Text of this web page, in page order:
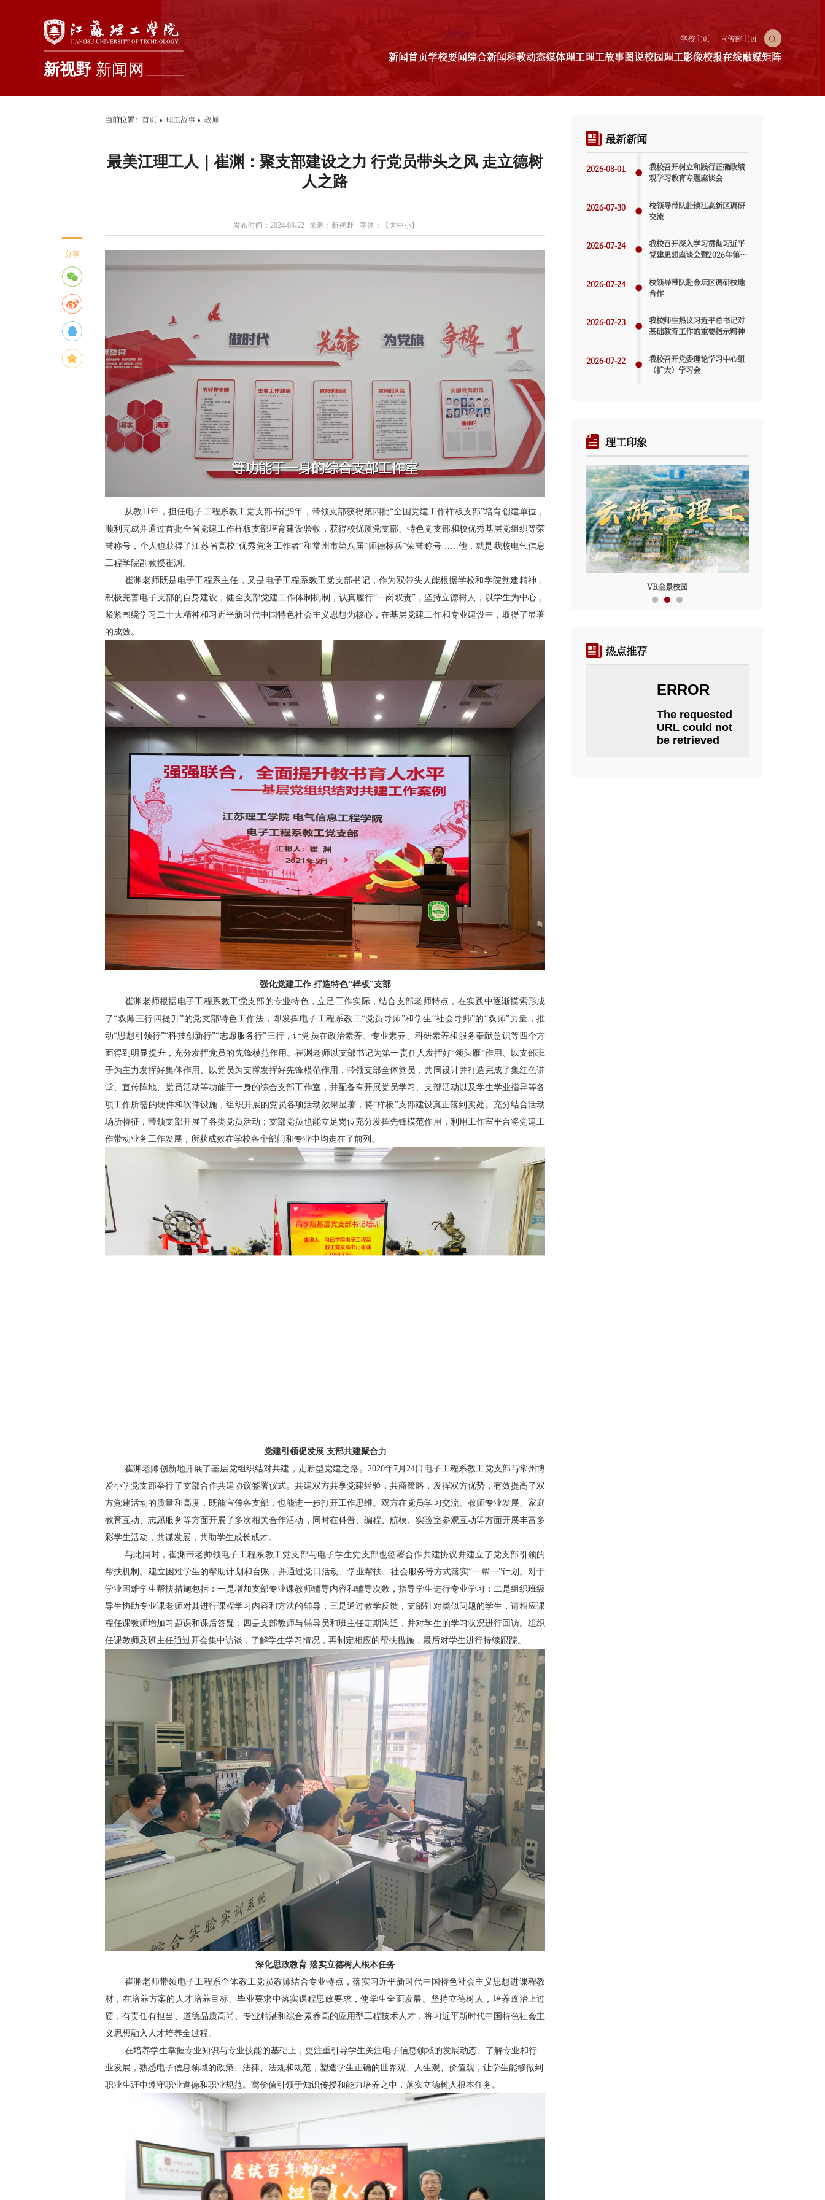
学校主页 宣传部主页
新闻首页学校要闻综合新闻科教动态媒体理工理工故事图说校园理工影像校报在线融媒矩阵
学校要闻 综合新闻
学生
X
当前位置： 首页 理工故事 教师
最美江理工人｜崔渊：聚支部建设之力 行党员带头之风 走立德树
人之路
发布时间：2024-08-22 来源：新视野 字体：【 大中小】
从教11年，担任电子工程系教工党支部书记9年，带领支部获得第四批“全国党建工作样板支部”培育创建单位，
顺利完成并通过首批全省党建工作样板支部培育建设验收，获得校优质党支部、特色党支部和校优秀基层党组织等荣
誉称号，个人也获得了江苏省高校“优秀党务工作者”和常州市第八届“师德标兵”荣誉称号……他，就是我校电气信息
工程学院副教授崔渊。
崔渊老师既是电子工程系主任，又是电子工程系教工党支部书记，作为双带头人能根据学校和学院党建精神，
积极完善电子支部的自身建设，健全支部党建工作体制机制，认真履行“一岗双责”，坚持立德树人，以学生为中心，
紧紧围绕学习二十大精神和习近平新时代中国特色社会主义思想为核心，在基层党建工作和专业建设中，取得了显著
的成效。
强化党建工作 打造特色“样板”支部
崔渊老师根据电子工程系教工党支部的专业特色，立足工作实际，结合支部老师特点，在实践中逐渐摸索形成
了“双师三行四提升”的党支部特色工作法，即发挥电子工程系教工“党员导师”和学生“社会导师”的“双师”力量，推
动“思想引领行”“科技创新行”“志愿服务行”三行，让党员在政治素养、专业素养、科研素养和服务奉献意识等四个方
面得到明显提升，充分发挥党员的先锋模范作用。崔渊老师以支部书记为第一责任人发挥好“领头雁”作用、以支部班
子为主力发挥好集体作用、以党员为支撑发挥好先锋模范作用，带领支部全体党员，共同设计并打造完成了集红色讲
堂、宣传阵地、党员活动等功能于一身的综合支部工作室，并配备有开展党员学习、支部活动以及学生学业指导等各
项工作所需的硬件和软件设施，组织开展的党员各项活动效果显著，将“样板”支部建设真正落到实处。充分结合活动
场所特征，带领支部开展了各类党员活动；支部党员也能立足岗位充分发挥先锋模范作用，利用工作室平台将党建工
作带动业务工作发展，所获成效在学校各个部门和专业中均走在了前列。
党建引领促发展 支部共建聚合力
崔渊老师创新地开展了基层党组织结对共建，走新型党建之路。 2020年7月 24日电子工程系教工党支部与常州博
爱小学党支部举行了支部合作共建协议签署仪式。共建双方共享党建经验，共商策略，发挥双方优势，有效提高了双
方党建活动的质量和高度，既能宣传各支部，也能进一步打开工作思维。双方在党员学习交流、教师专业发展、家庭
教育互动、志愿服务等方面开展了多次相关合作活动，同时在科普、编程、航模、实验室参观互动等方面开展丰富多
彩学生活动，共谋发展，共助学生成长成才。
与此同时，崔渊带老师领电子工程系教工党支部与电子学生党支部也签署合作共建协议并建立了党支部引领的
帮扶机制。建立困难学生的帮助计划和台账，并通过党日活动、学业帮扶、社会服务等方式落实“一帮一”计划。对于
学业困难学生帮扶措施包括：一是增加支部专业课教师辅导内容和辅导次数，指导学生进行专业学习；二是组织班级
导生协助专业课老师对其进行课程学习内容和方法的辅导；三是通过教学反馈，支部针对类似问题的学生，请相应课
程任课教师增加习题课和课后答疑；四是支部教师与辅导员和班主任定期沟通，并对学生的学习状况进行回访。组织
任课教师及班主任通过开会集中访谈，了解学生学习情况，再制定相应的帮扶措施，最后对学生进行持续跟踪。
深化思政教育 落实立德树人根本任务
崔渊老师带领电子工程系全体教工党员教师结合专业特点，落实习近平新时代中国特色社会主义思想进课程教
材，在培养方案的人才培养目标、毕业要求中落实课程思政要求，使学生全面发展。坚持立德树人，培养政治上过
硬，有责任有担当、道德品质高尚、专业精湛和综合素养高的应用型工程技术人才，将习近平新时代中国特色社会主
义思想融入人才培养全过程。
在培养学生掌握专业知识与专业技能的基础上，更注重引导学生关注电子信息领域的发展动态、了解专业和行
业发展，熟悉电子信息领域的政策、法律、法规和规范，塑造学生正确的世界观、人生观、价值观，让学生能够做到
职业生涯中遵守职业道德和职业规范。寓价值引领于知识传授和能力培养之中，落实立德树人根本任务。
分享
最新新闻
2026-08-01
我校召开树立和践行正确政绩
观学习教育专题座谈会
2026-07-30
校领导带队赴镇江高新区调研
交流
2026-07-24
我校召开深入学习贯彻习近平
党建思想座谈会暨2026年第五
2026-07-24
校领导带队赴金坛区调研校地
合作
2026-07-23
我校师生热议习近平总书记对
基础教育工作的重要指示精神
2026-07-22
我校召开党委理论学习中心组
（扩大）学习会
理工印象
粉花映晴空，江理工的夏意正浓
热点推荐